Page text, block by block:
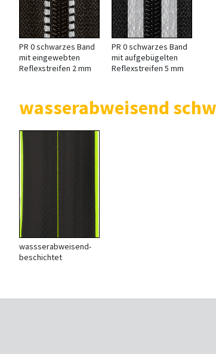
PR 0 schwarzes Band
mit eingewebten
Reflexstreifen 2 mm
PR 0 schwarzes Band
mit aufgebügelten
Reflexstreifen 5 mm
wasserabweisend
wassserabweisend-
beschichtet